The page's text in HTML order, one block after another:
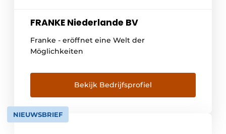
FRANKE Niederlande BV
Franke - eröffnet eine Welt der
Möglichkeiten
Bekijk Bedrijfsprofiel
NIEUWSBRIEF